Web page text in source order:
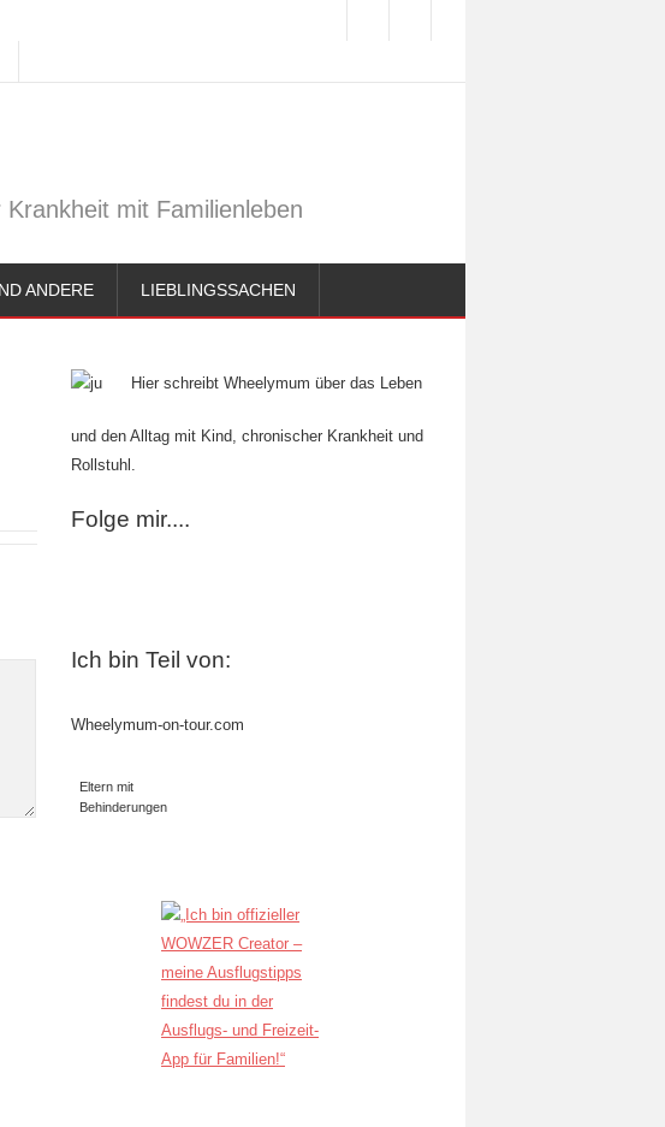
mit Familienleben
ANDERE LIEBLINGSSACHEN
Hier schreibt Wheelymum über das Leben
und den Alltag mit Kind, chronischer Krankheit und
Rollstuhl.
Folge mir....
Ich bin Teil von:
Wheelymum-on-tour.com
Eltern mit
Behinderungen